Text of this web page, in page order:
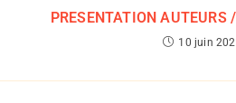
PRESENTATION AUTEURS
10 juin